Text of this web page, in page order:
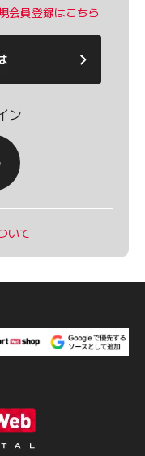
会員登録はこちら
ン
いて